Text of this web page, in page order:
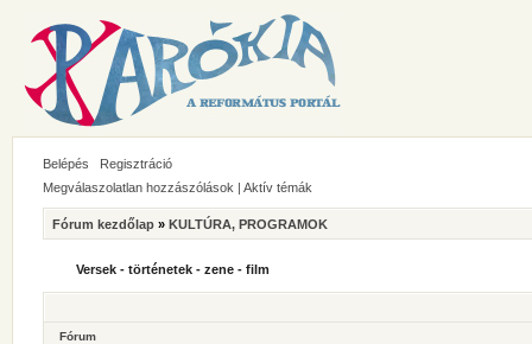
Belépés
Regisztráció
Megválaszolatlan hozzászólások | Aktív témák
Fórum kezdőlap » KULTÚRA, PROGRAMOK
Versek - történetek - zene - film
Fórum